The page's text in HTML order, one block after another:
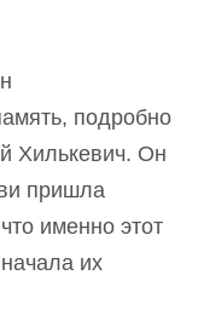
подробно
Хилькевич. Он
пришла
именно этот
их